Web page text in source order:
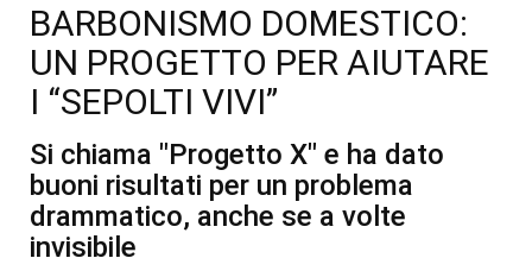
BARBONISMO DOMESTICO:
UN PROGETTO PER AIUTARE
I “SEPOLTI VIVI”
Si chiama "Progetto X" e ha dato
buoni risultati per un problema
drammatico, anche se a volte
invisibile